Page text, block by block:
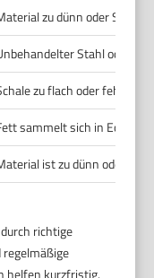
zu dünn oder
Stahl oder
zu flach oder fehlt
sammelt sich in Ecken
ist zu dünn oder
richtige
helfen kurzfristig.